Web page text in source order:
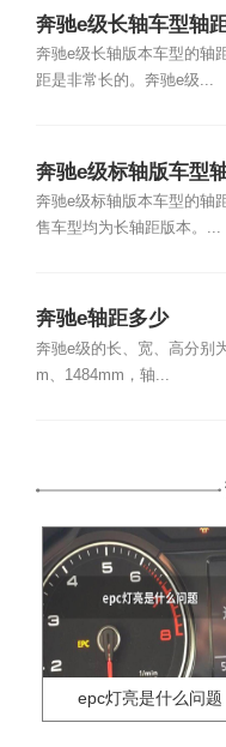
奔驰e级长轴车型轴
奔驰e级长轴版本车型的轴
距是非常长的。奔驰e级...
奔驰e级标轴版车型
奔驰e级标轴版本车型的轴
售车型均为长轴距版本。...
奔驰e轴距多少
奔驰e级的长、宽、高分别
m、1484mm，轴...
epc灯亮是什么问题